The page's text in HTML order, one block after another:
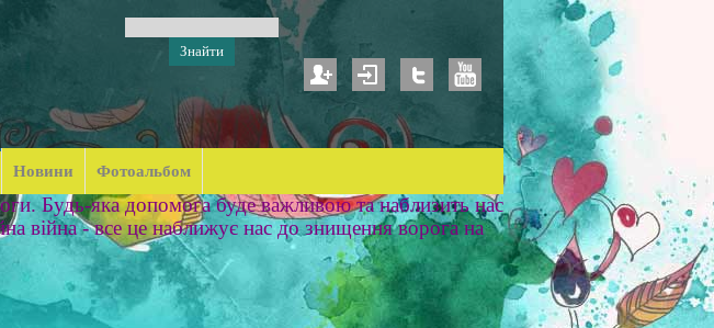
Новини Фотоальбом
Будь-яка допомога буде важливою та наблизить нас
війна - все це наближує нас до знищення ворога на